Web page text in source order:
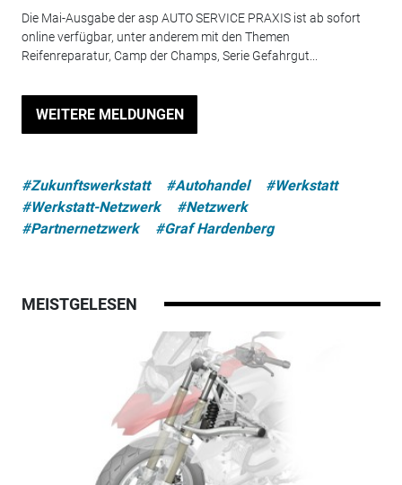
Die Mai-Ausgabe der asp AUTO SERVICE PRAXIS ist ab sofort
online verfügbar, unter anderem mit den Themen
Reifenreparatur, Camp der Champs, Serie Gefahrgut...
WEITERE MELDUNGEN
#Zukunftswerkstatt #Autohandel
#Werkstatt
#Werkstatt-Netzwerk
#Netzwerk
#Partnernetzwerk
#Graf Hardenberg
MEISTGELESEN